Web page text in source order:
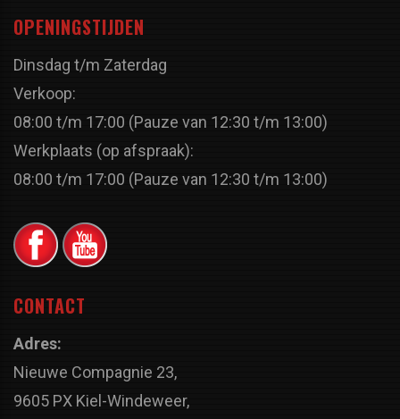
OPENINGSTIJDEN
Dinsdag t/m Zaterdag
Verkoop:
08:00 t/m 17:00 (Pauze van 12:30 t/m 13:00)
Werkplaats (op afspraak):
08:00 t/m 17:00 (Pauze van 12:30 t/m 13:00)
CONTACT
Adres:
Nieuwe Compagnie 23,
9605 PX Kiel-Windeweer,